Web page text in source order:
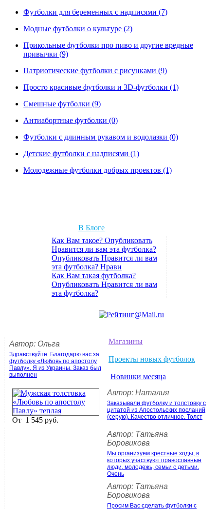
Футболки для беременных с надписями (7)
Модные футболки о культуре (2)
Прикольные футболки про пиво и другие вредные
привычки (9)
Патриотические футболки с рисунками (9)
Просто красивые футболки и 3D-футболки (1)
Смешные футболки (9)
Антиабортные футболки (0)
Футболки с длинным рукавом и водолазки (0)
Детские футболки с надписями (1)
Молодежные футболки добрых проектов (1)
В Блоге
Как Вам такое? Опубликовать
Нравится ли вам эта футболка?
Опубликовать Нравится ли вам
эта футболка? Нрави
Как Вам такая футболка?
Опубликовать Нравится ли вам
эта футболка?
Магазины
Проекты новых футболок
Новинки месяца
От 1 545 руб.
Автор: Ольга
Здравствуйте. Благодарю вас за
футболку «Любовь по апостолу
Павлу». Я из Украины. Заказ был
выполнен
Автор: Наталия
Заказывали футболку и толстовку с
цитатой из Апостольских посланий
(серую). Качество отличное. Толст
Автор: Татьяна
Боровикова
Мы организуем крестные ходы, в
которых участвуют православные
люди, молодежь, семьи с детьми.
Очень
Автор: Татьяна
Боровикова
Просим Вас сделать футболки с